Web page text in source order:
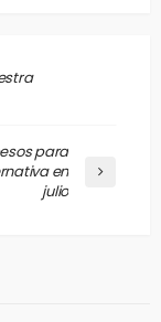
para
en
julio